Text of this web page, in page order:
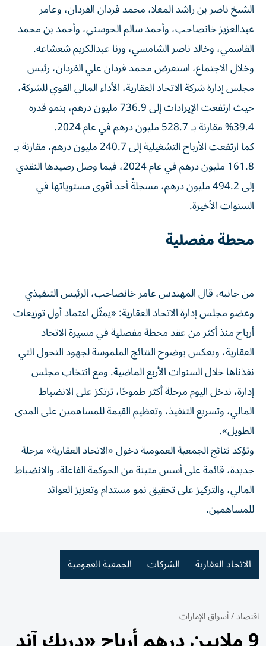
الشيخ ناصر بن راشد المعلا، محمد فردان الفردان، وعامر
عبدالعزيز خانصاحب، وأحمد سالم الحوسني، وأحمد بن محمد
القاسمي، وخالد ناصر الشامسي، ورنا عبدالكريم شعشاعه.
وخلال الاجتماع، استعرض محمد فردان علي الفردان، رئيس
مجلس إدارة شركة الاتحاد العقارية، الأداء المالي القوي للشركة،
حيث ارتفعت الإيرادات إلى 736.9 مليون درهم، بنمو قدره
39.4% مقارنة بـ 528.7 مليون درهم في عام 2024.
كما ارتفعت الأرباح التشغيلية إلى 240.7 مليون درهم، مقارنة بـ
161.8 مليون درهم في عام 2024، فيما وصل رصيدها النقدي
إلى 494.2 مليون درهم، مسجلةً أحد أقوى مستوياتها في
السنوات الأخيرة.
محطة مفصلية
من جانبه، قال المهندس عامر خانصاحب، الرئيس التنفيذي
وعضو مجلس إدارة الاتحاد العقارية: «يمثّل اعتماد أول توزيعات
أرباح منذ أكثر من عقد محطة مفصلية في مسيرة الاتحاد
العقارية، ويعكس بوضوح النتائج الملموسة لجهود التحول التي
نفذناها خلال السنوات الأربع الماضية. ومع انتخاب مجلس
إدارة، ندخل اليوم مرحلة أكثر طموحًا، ترتكز على الانضباط
المالي، وتسريع التنفيذ، وتعظيم القيمة للمساهمين على المدى
الطويل».
وتؤكد نتائج الجمعية العمومية دخول «الاتحاد العقارية» مرحلة
جديدة، قائمة على أسس متينة من الحوكمة الفاعلة، والانضباط
المالي، والتركيز على تحقيق نمو مستدام وتعزيز العوائد
للمساهمين.
الاتحاد العقارية الشركات الجمعية العمومية
اقتصاد/أسواق الإمارات